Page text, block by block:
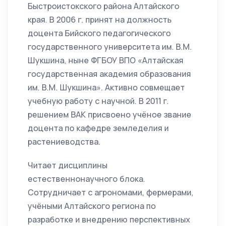
Быстроистокского района Алтайского
края. В 2006 г. принят на должность
доцента Бийского педагогического
государственного университета им. В.М.
Шукшина, ныне ФГБОУ ВПО «Алтайская
государственная академия образования
им. В.М. Шукшина». Активно совмещает
учебную работу с научной. В 2011 г.
решением ВАК присвоено учёное звание
доцента по кафедре земледелия и
растениеводства.
Читает дисциплины
естественнонаучного блока.
Сотрудничает с агрономами, фермерами,
учёными Алтайского региона по
разработке и внедрению перспективных